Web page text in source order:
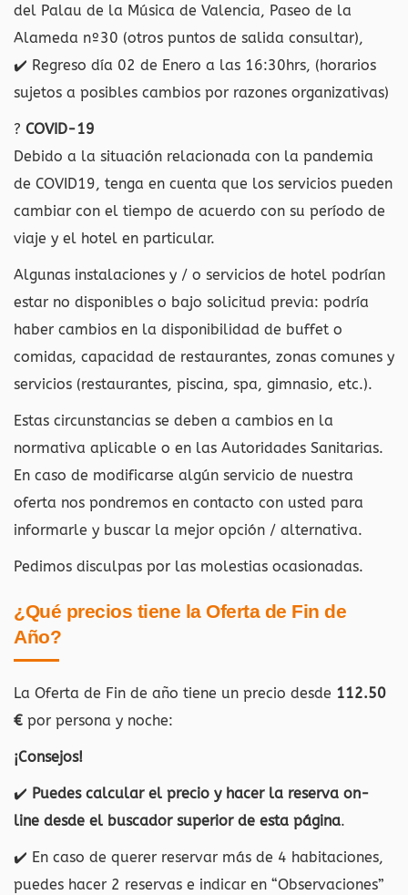
del Palau de la Música de Valencia, Paseo de la
Alameda nº30 (otros puntos de salida consultar),
✔️ Regreso día 02 de Enero a las 16:30hrs, (horarios
sujetos a posibles cambios por razones organizativas)
? COVID-19
Debido a la situación relacionada con la pandemia
de COVID19, tenga en cuenta que los servicios pueden
cambiar con el tiempo de acuerdo con su período de
viaje y el hotel en particular.
Algunas instalaciones y / o servicios de hotel podrían
estar no disponibles o bajo solicitud previa: podría
haber cambios en la disponibilidad de buffet o
comidas, capacidad de restaurantes, zonas comunes y
servicios (restaurantes, piscina, spa, gimnasio, etc.).
Estas circunstancias se deben a cambios en la
normativa aplicable o en las Autoridades Sanitarias.
En caso de modificarse algún servicio de nuestra
oferta nos pondremos en contacto con usted para
informarle y buscar la mejor opción / alternativa.
Pedimos disculpas por las molestias ocasionadas.
¿Qué precios tiene la Oferta de Fin de
Año?
La Oferta de Fin de año tiene un precio desde 112.50
€ por persona y noche:
¡Consejos!
✔️ Puedes calcular el precio y hacer la reserva on-
line desde el buscador superior de esta página.
✔️ En caso de querer reservar más de 4 habitaciones,
puedes hacer 2 reservas e indicar en “Observaciones”